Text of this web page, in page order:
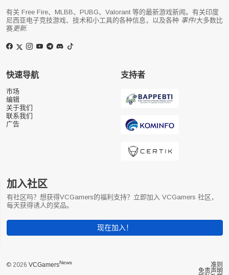
有关 Free Fire、MLBB、PUBG、Valorant 等的最新游戏新闻。有关印度
尼西亚电子竞技游戏、技术和小工具的各种信息，以及各种 事件/大多数比
赛 更新.
快速导航
市场
编辑
关于我们
联系我们
广告
支持者
加入社区
有社区吗？想获得VCGamers的福利支持？立即加入 VCGamers 社区，
每天获得诱人的奖品。
现在加入！
© 2026 VCGamersNews
准则
免责声明